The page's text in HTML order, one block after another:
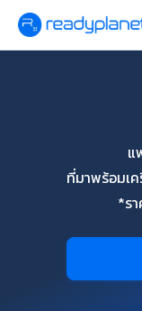
แ
ที่มาพร้อมเ
*ร